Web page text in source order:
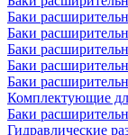
Баки
Баки
Баки
Баки
Баки
Комплектующие
Баки
Гидравлические